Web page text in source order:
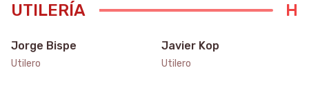
UTILERÍA
Jorge Bispe
Utilero
Javier Kop
Utilero